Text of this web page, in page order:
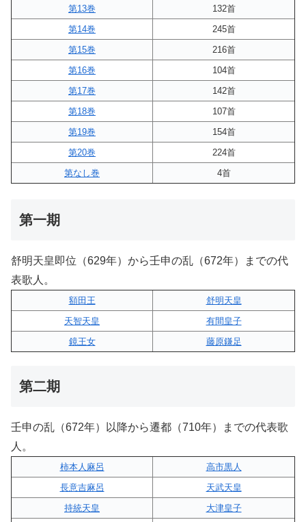
第13巻
132首
第14巻
245首
第15巻
216首
第16巻
104首
第17巻
142首
第18巻
107首
第19巻
154首
第20巻
224首
第なし巻
4首
第一期
舒明天皇即位（629年）から壬申の乱（672年）までの代
表歌人。
額田王
舒明天皇
天智天皇
有間皇子
鏡王女
藤原鎌足
第二期
壬申の乱（672年）以降から遷都（710年）までの代表歌
人。
柿本人麻呂
高市黒人
長意吉麻呂
天武天皇
持統天皇
大津皇子